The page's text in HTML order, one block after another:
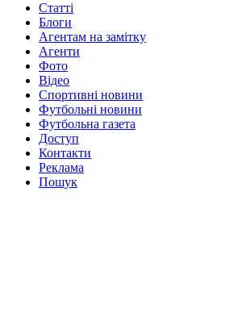
Статті
Блоги
Агентам на замітку
Агенти
Фото
Відео
Спортивні новини
Футбольні новини
Футбольна газета
Доступ
Контакти
Реклама
Пошук